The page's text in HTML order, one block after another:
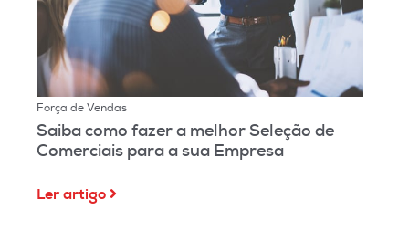
Força de Vendas
Saiba como fazer a melhor Seleção de
Comerciais para a sua Empresa
Ler artigo